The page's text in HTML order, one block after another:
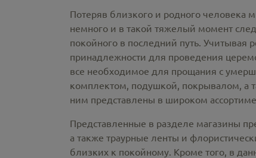
Потеряв близкого и родного человека
немного и в такой тяжелый момент
покойного в последний путь. Учитывая
принадлежности для проведения
все необходимое для прощания с
комплектом, подушкой, покрывалом, а
ним представлены в широком
Представленные в разделе магазины
а также траурные ленты и
близких к покойному. Кроме того, в